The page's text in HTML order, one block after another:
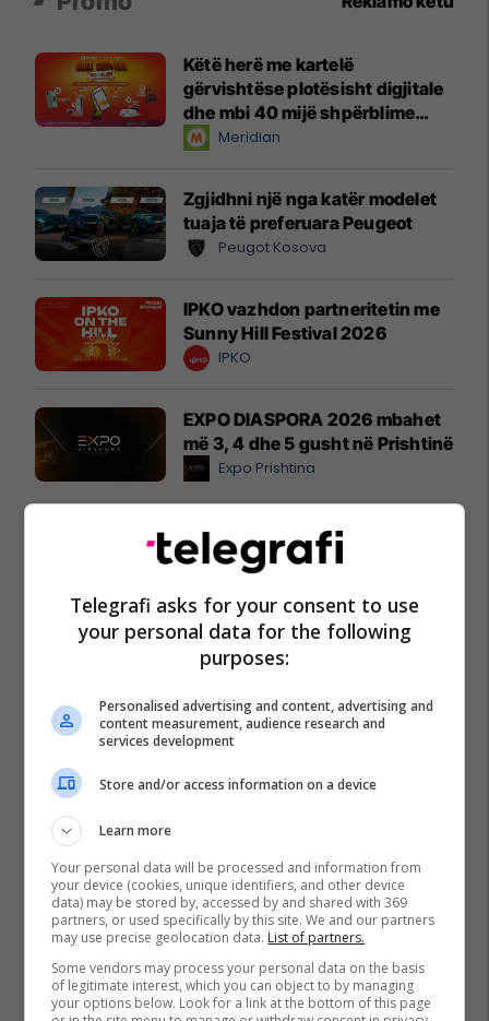
Këtë herë me kartelë
gërvishtëse plotësisht digjitale
dhe mbi 40 mijë shpërblime
instant!Meridian
Zgjidhni një nga katër modelet
tuaja të preferuara Peugeot
Peugot Kosova
IPKO vazhdon partneritetin me
Sunny Hill Festival 2026
IPKO
EXPO DIASPORA 2026 mbahet
më 3, 4 dhe 5 gusht në Prishtinë
Expo Prishtina
Telegrafi asks for your consent to use
your personal data for the following
purposes:
Personalised advertising and content, advertising and
content measurement, audience research and
services development
Store and/or access information on a device
Learn more
Your personal data will be processed and information from
your device (cookies, unique identifiers, and other device
data) may be stored by, accessed by and shared with 369
partners, or used specifically by this site. We and our partners
may use precise geolocation data. List of partners.
Some vendors may process your personal data on the basis
of legitimate interest, which you can object to by managing
your options below. Look for a link at the bottom of this page